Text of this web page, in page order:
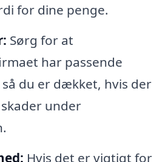
for dine penge.
Sørg for at
har passende
du er dækket, hvis der
under
Hvis det er vigtigt for